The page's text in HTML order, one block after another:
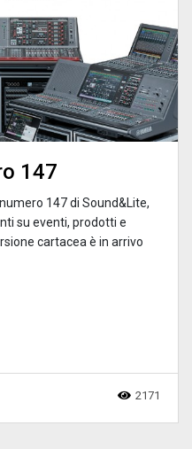
147
147 di Sound&Lite,
su eventi, prodotti e
cartacea è in arrivo
2171